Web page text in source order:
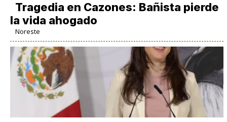
Tragedia en Cazones: Bañista pierde
la vida ahogado
Noreste